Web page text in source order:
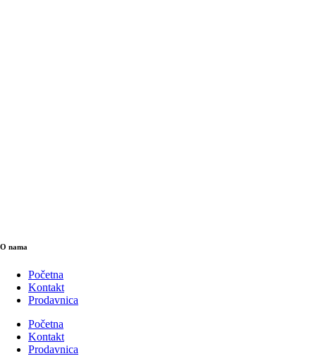
O nama
Početna
Kontakt
Prodavnica
Početna
Kontakt
Prodavnica